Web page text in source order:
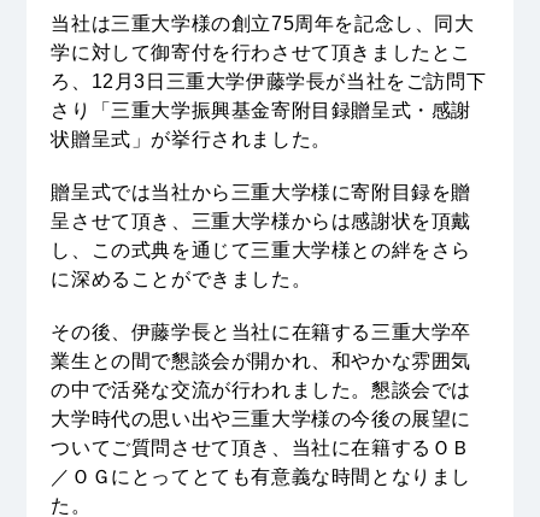
電子公告 個人情報保護方針
サイトマップ
Copyright 2024KIKUKAWA ENTERPRISE, INC.
ワイドベルトサンダ 水分計
RECRUIT 採用情報
ACCESS アクセス
当社は三重大学様の創立75周年を記念し、同大
学に対して御寄付を行わさせて頂きましたとこ
ろ、12月3日三重大学伊藤学長が当社をご訪問下
さり「三重大学振興基金寄附目録贈呈式・感謝
状贈呈式」が挙行されました。
贈呈式では当社から三重大学様に寄附目録を贈
呈させて頂き、三重大学様からは感謝状を頂戴
し、この式典を通じて三重大学様との絆をさら
に深めることができました。
その後、伊藤学長と当社に在籍する三重大学卒
業生との間で懇談会が開かれ、和やかな雰囲気
の中で活発な交流が行われました。懇談会では
大学時代の思い出や三重大学様の今後の展望に
ついてご質問させて頂き、当社に在籍するＯＢ
／ＯＧにとってとても有意義な時間となりまし
た。